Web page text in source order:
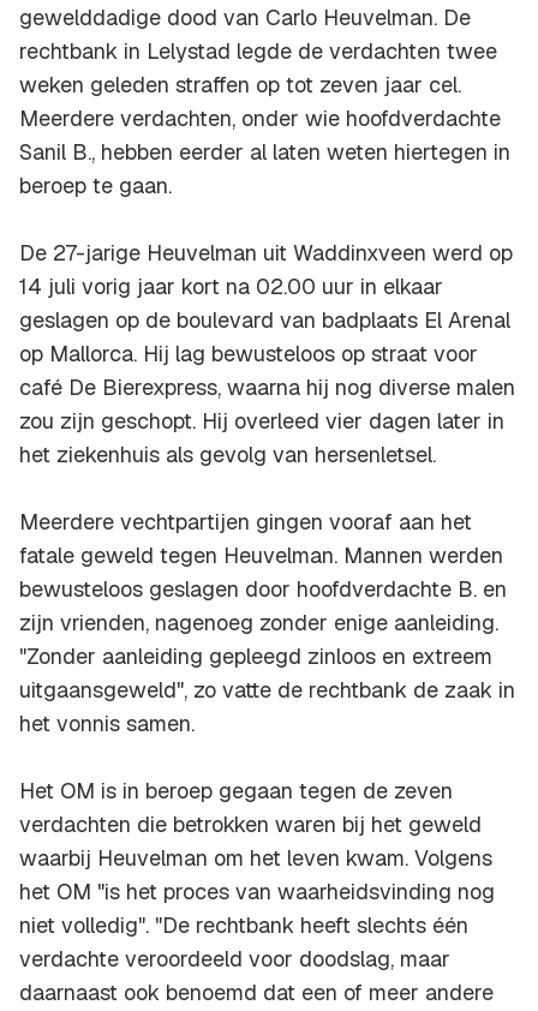
gewelddadige dood van Carlo Heuvelman. De
rechtbank in Lelystad legde de verdachten twee
weken geleden straffen op tot zeven jaar cel.
Meerdere verdachten, onder wie hoofdverdachte
Sanil B., hebben eerder al laten weten hiertegen in
beroep te gaan.
De 27-jarige Heuvelman uit Waddinxveen werd op
14 juli vorig jaar kort na 02.00 uur in elkaar
geslagen op de boulevard van badplaats El Arenal
op Mallorca. Hij lag bewusteloos op straat voor
café De Bierexpress, waarna hij nog diverse malen
zou zijn geschopt. Hij overleed vier dagen later in
het ziekenhuis als gevolg van hersenletsel.
Meerdere vechtpartijen gingen vooraf aan het
fatale geweld tegen Heuvelman. Mannen werden
bewusteloos geslagen door hoofdverdachte B. en
zijn vrienden, nagenoeg zonder enige aanleiding.
"Zonder aanleiding gepleegd zinloos en extreem
uitgaansgeweld", zo vatte de rechtbank de zaak in
het vonnis samen.
Het OM is in beroep gegaan tegen de zeven
verdachten die betrokken waren bij het geweld
waarbij Heuvelman om het leven kwam. Volgens
het OM "is het proces van waarheidsvinding nog
niet volledig". "De rechtbank heeft slechts één
verdachte veroordeeld voor doodslag, maar
daarnaast ook benoemd dat een of meer andere